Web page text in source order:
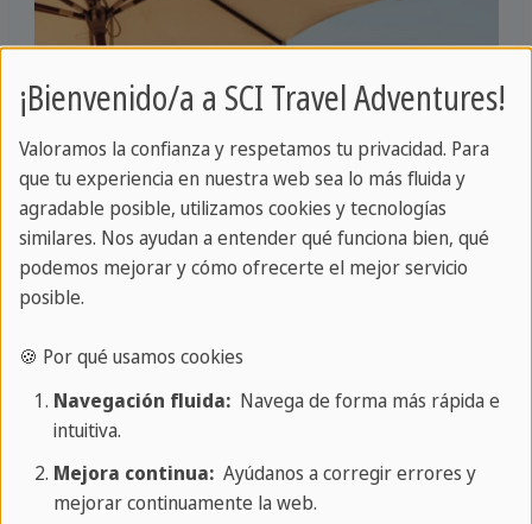
¡Bienvenido/a a SCI Travel Adventures!
Valoramos la confianza y respetamos tu privacidad. Para
que tu experiencia en nuestra web sea lo más fluida y
agradable posible, utilizamos cookies y tecnologías
similares. Nos ayudan a entender qué funciona bien, qué
podemos mejorar y cómo ofrecerte el mejor servicio
posible.
🍪 Por qué usamos cookies
Navegación fluida:Navega de forma más rápida e
intuitiva.
Mejora continua:Ayúdanos a corregir errores y
mejorar continuamente la web.